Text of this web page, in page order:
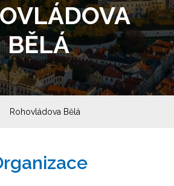
BĚLÁ
Rohovládova Bělá